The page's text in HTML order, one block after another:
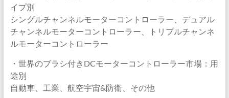
イプ別
シングルチャンネルモーターコントローラー、デュアル
チャンネルモーターコントローラー、トリプルチャンネ
ルモーターコントローラー
・世界のブラシ付きDCモーターコントローラー市場：用
途別
自動車、工業、航空宇宙&防衛、その他